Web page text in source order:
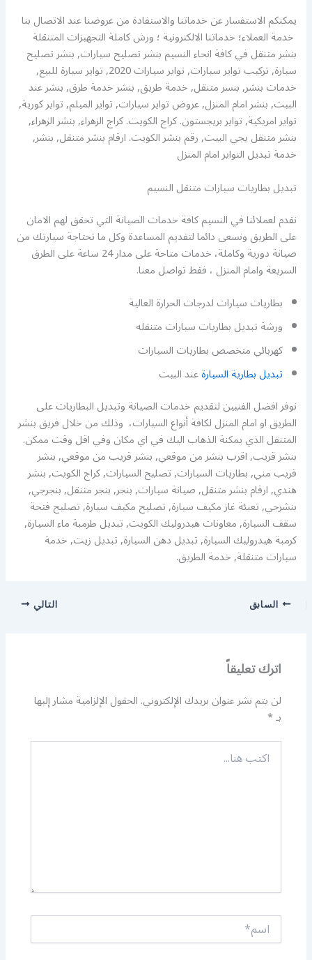
يمكنكم الاستفسار عن خدماتنا والاستفادة من عروضنا عند الاتصال بنا
خدمة العملاء؛ خدماتنا الالكترونية ؛ ورش كاملة التجهيزات المتنقلة
بنشر متنقل في كافة انحاء النسيم بنشر تصليح سيارات, بنشر تصليح
سيارة, تركيب تواير سيارات, تواير سيارات 2020, تواير سيارة للبيع,
خدمات بنشر, بنسر متنقل, خدمة طريق, بنشر خدمة طرق, بنشر عند
البيت, بنشر امام المنزل, عروض تواير سيارات, تواير الميلم, تواير كورية,
تواير امريكية, تواير بريجستون. كراج الكويت. كراج الزهراء, بنشر الزهراء,
بنشر متنقل يجي البيت, رقم بنشر الكويت. ارقام بنشر متنقل, بنشر,
خدمة تبديل التواير امام المنزل
تبديل بطاريات سيارات متنقل النسيم
نقدم لعملائنا في النسيم كافة خدمات الصيانة التي تحقق لهم الامان
على الطريق ونسعى دائما لتقديم المساعدة وكل ما تحتاجة سيارتك من
صيانة دورية وكاملة، خدمات متاحة على مدار 24 ساعة على الطرق
السريعة وامام المنزل ، فقط تواصل معنا.
بطاريات سيارات لدرجات الحرارة العالية
ورشة تبديل بطاريات سيارات متنقله
كهربائي متخصص بطاريات السيارات
تبديل بطارية السيارةعند البيت
نوفر افضل الفنيين لتقديم خدمات الصيانة وتبديل البطاريات على
الطريق او امام المنزل لكافة أنواع السيارات، وذلك من خلال فريق بنشر
المتنقل الذي يمكنة الذهاب اليك في اي مكان وفي اقل وقت ممكن.
بنشر قريب, اقرب بنشر من موقعي, بنشر قريب من موقعي, بنشر
قريب مني, بطاريات السيارات, تصليح السيارات, كراج الكويت, بنشر
هندي, ارقام بنشر متنقل, صيانة سيارات, بنجر, بنجر متنقل, بنجرجي,
بنشرجي, تعبئة غاز مكيف سيارة, تصليح مكيف سيارة, تصليح فتحة
سقف السيارة, معاونات هيدروليك الكويت, تبديل طرمبة ماء السيارة,
كرمبة هيدروليك السيارة, تبديل دهن السيارة, تبديل زيت, خدمة
سيارات متنقلة, خدمة الطريق.
السابق التالي
اترك تعليقاً
لن يتم نشر عنوان بريدك الإلكتروني.الحقول الإلزامية مشار إليها
بـ*
اكتب
هنا...
اسم*